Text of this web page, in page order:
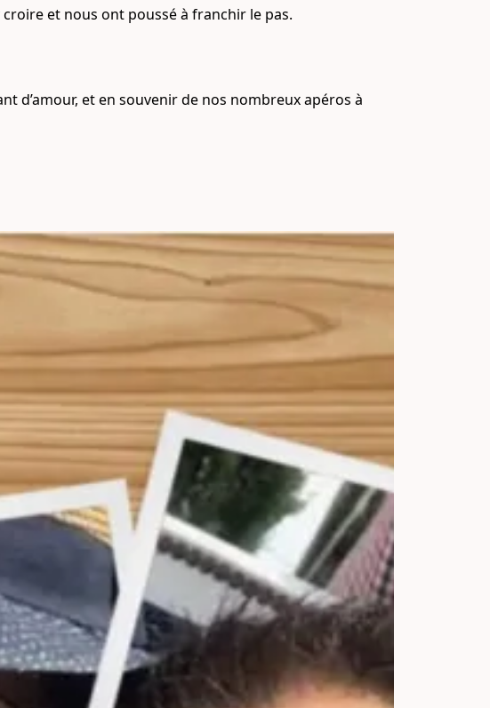
et nous ont poussé à franchir le pas.
d’amour, et en souvenir de nos nombreux apéros à